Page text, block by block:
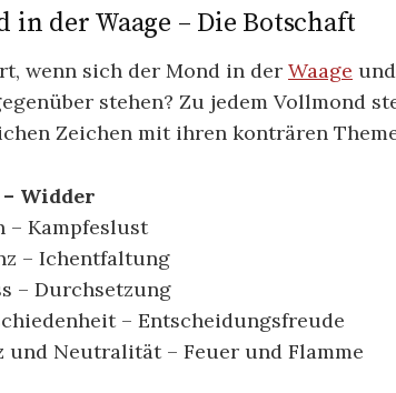
in der Waage – Die Botschaft
wenn sich der Mond in der Waage
stehen? Zu jedem Vollmond
Zeichen mit ihren konträren
– Widder
– Kampfeslust
– Ichentfaltung
– Durchsetzung
– Entscheidungsfreude
und Neutralität – Feuer und Flamme